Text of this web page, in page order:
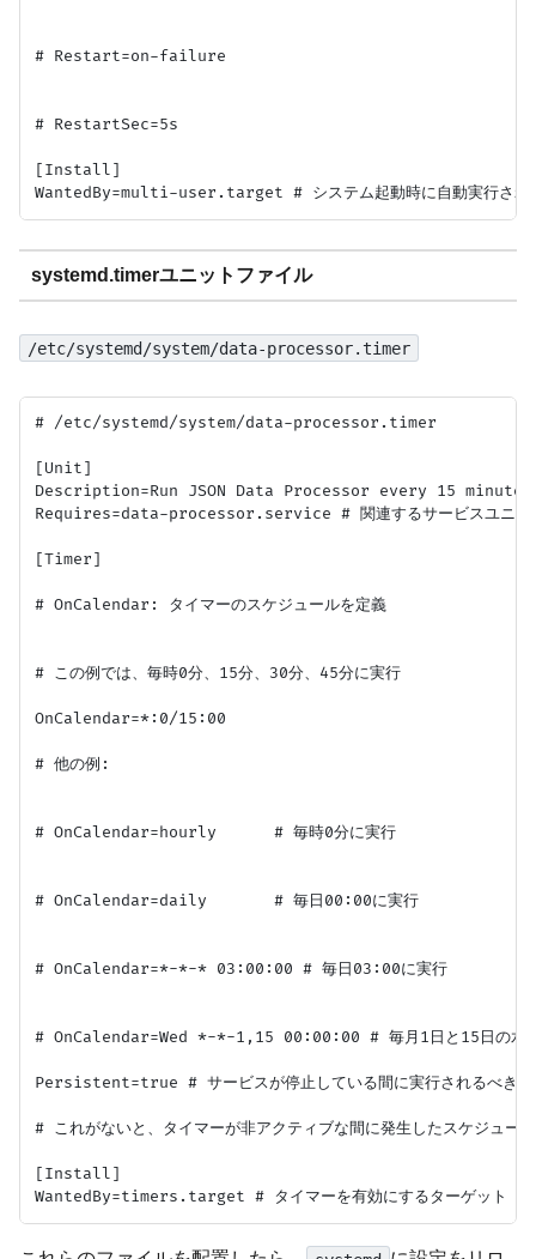
# Restart=on-failure
# RestartSec=5s
[Install]
systemd.timerユニットファイル
/etc/systemd/system/data-processor.timer
# /etc/systemd/system/data-processor.timer
[Unit]
Description=Run JSON Data Processor every 15 minutes #
Requires=data-processor.service # 関連するサービスユニッ
[Timer]
# OnCalendar: タイマーのスケジュールを定義
# この例では、毎時0分、15分、30分、45分に実行
OnCalendar=*:0/15:00
# 他の例:
# OnCalendar=hourly      # 毎時0分に実行
# OnCalendar=daily       # 毎日00:00に実行
# OnCalendar=*-*-* 03:00:00 # 毎日03:00に実行
# OnCalendar=Wed *-*-1,15 00:00:00 # 毎月1日と15日の水
Persistent=true # サービスが停止している間に実行されるべきだ
# これがないと、タイマーが非アクティブな間に発生したスケジュー
[Install]